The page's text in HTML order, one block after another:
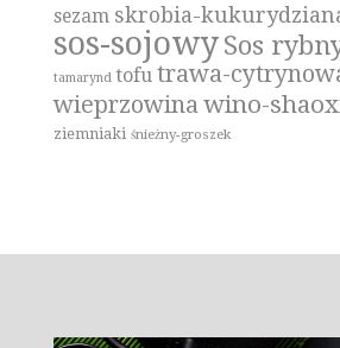
sezam skrobia-
sos-sojowy Sos
tamarynd tofu trawa-
wieprzowina wino-
ziemniaki śnieżny-groszek